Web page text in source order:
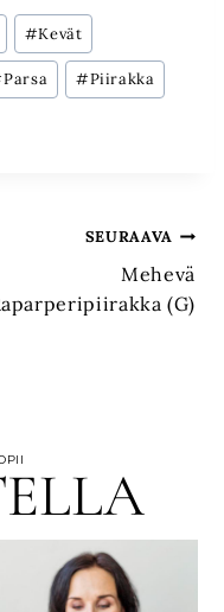
#Kevät
Parsa #Piirakka
SEURAAVA
Mehevä
(G)